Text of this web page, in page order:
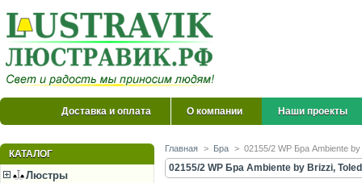
Доставка и оплата О компании Наши проекты
КАТАЛОГ
Люстры
Главная > Бра > 02155/2 WP Бра Ambiente
02155/2 WP Бра Ambiente by Brizzi,